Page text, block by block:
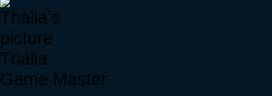
Thalia
Game Master